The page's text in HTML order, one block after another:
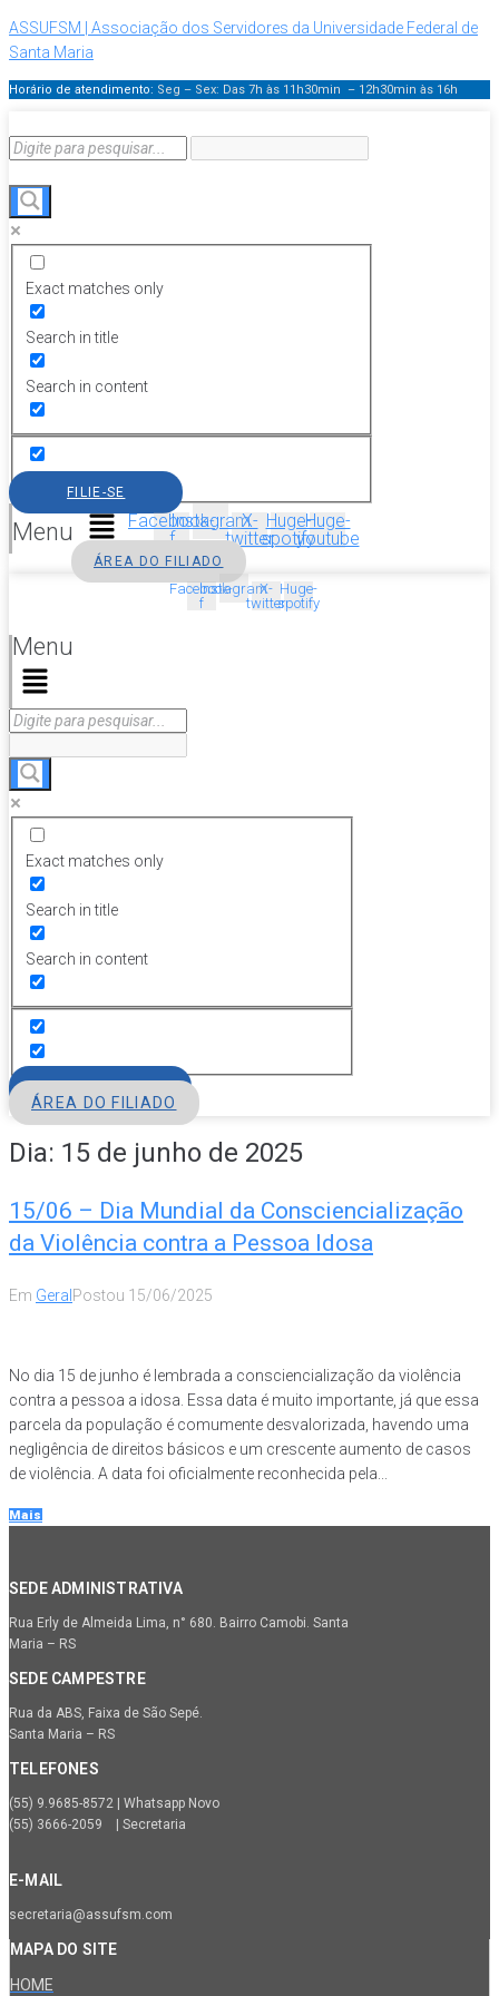
ASSUFSM | Associação dos Servidores da Universidade Federal de
Santa Maria
Horário de atendimento: Seg – Sex: Das 7h às 11h30min – 12h30min às 16h
Exact matches only
Search in title
Search in content
Menu
FILIE-SE
Facebook-
f
InstagramX-
twitter
Huge-
spotify
Huge-
youtube
ÁREA DO FILIADO
Facebook-
f
InstagramX-
twitter
Huge-
spotify
Menu
Exact matches only
Search in title
Search in content
ÁREA DO FILIADO
Dia: 15 de junho de 2025
15/06 – Dia Mundial da Consciencialização
da Violência contra a Pessoa Idosa
Em GeralPostou 15/06/2025
No dia 15 de junho é lembrada a consciencialização da violência
contra a pessoa a idosa. Essa data é muito importante, já que essa
parcela da população é comumente desvalorizada, havendo uma
negligência de direitos básicos e um crescente aumento de casos
de violência. A data foi oficialmente reconhecida pela...
Mais
SEDE ADMINISTRATIVA
Rua Erly de Almeida Lima, n° 680. Bairro Camobi. Santa
Maria – RS
SEDE CAMPESTRE
Rua da ABS, Faixa de São Sepé.
Santa Maria – RS
TELEFONES
(55) 9.9685-8572 | Whatsapp Novo
(55) 3666-2059 | Secretaria
E-MAIL
secretaria@assufsm.com
MAPA DO SITE
HOME